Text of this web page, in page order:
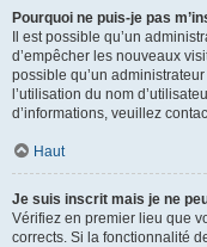
Pourquoi ne puis-je pas
Il est possible qu’un
d’empêcher les nouveaux
possible qu’un
l’utilisation du nom
d’informations, veuillez
Haut
Je suis inscrit mais je ne
Vérifiez en premier lieu que
corrects. Si la fonctionnalité